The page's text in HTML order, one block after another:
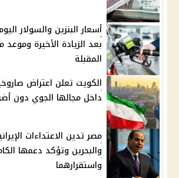
أسعار البنزين والسولار
بعد الزيادة الأخيرة وموعد
المقبلة
الكويت تعلن اعتراض
داخل مجالها الجوي دون
مصر تدين الاعتداءات
والبحرين وتؤكد دعمها
واستقرارهما